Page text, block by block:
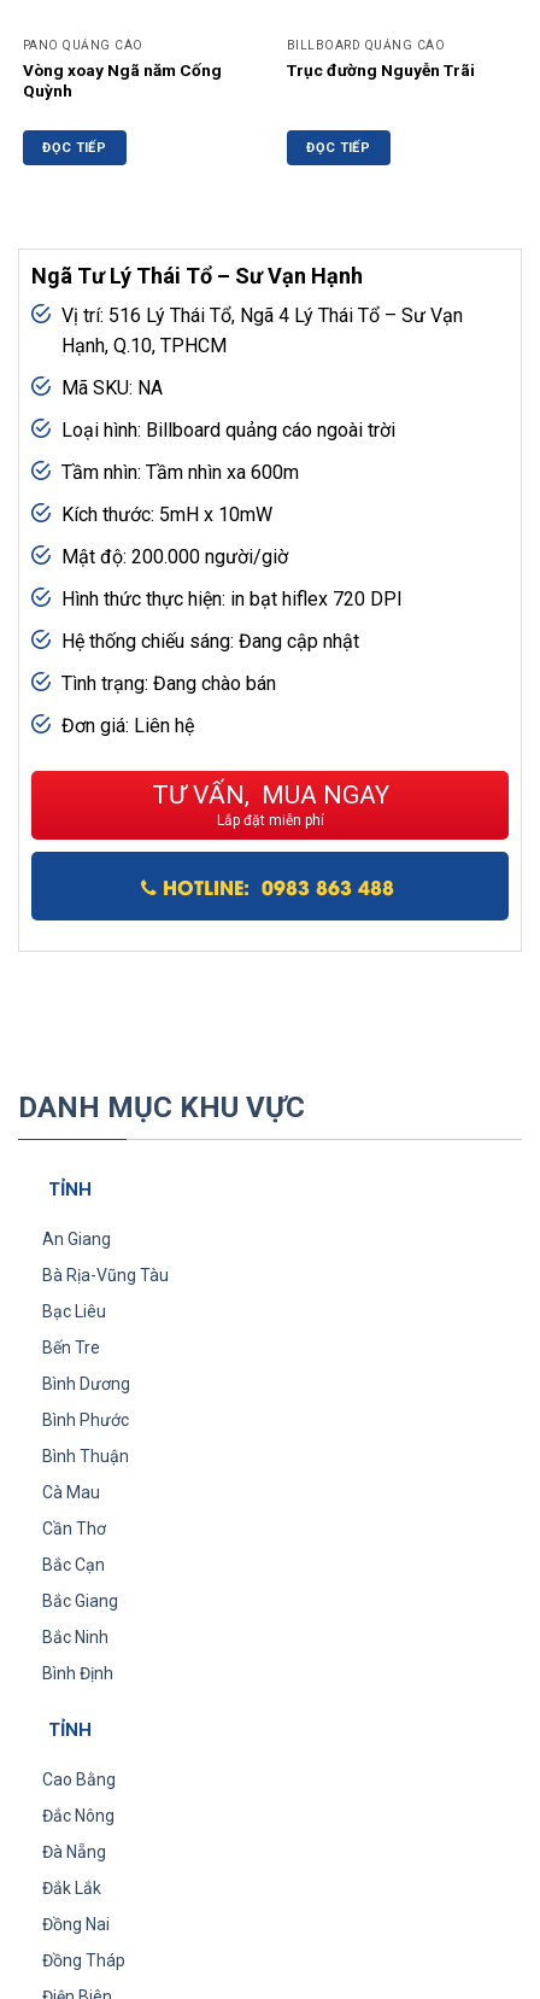
PANO QUẢNG CÁO
Vòng xoay Ngã năm Cống
Quỳnh
ĐỌC TIẾP
BILLBOARD QUẢNG CÁO
Trục đường Nguyễn Trãi
ĐỌC TIẾP
Ngã Tư Lý Thái Tổ – Sư Vạn Hạnh
Vị trí: 516 Lý Thái Tổ, Ngã 4 Lý Thái Tổ – Sư Vạn
Hạnh, Q.10, TPHCM
Mã SKU: NA
Loại hình: Billboard quảng cáo ngoài trời
Tầm nhìn: Tầm nhìn xa 600m
Kích thước: 5mH x 10mW
Mật độ: 200.000 người/giờ
Hình thức thực hiện: in bạt hiflex 720 DPI
Hệ thống chiếu sáng: Đang cập nhật
Tình trạng: Đang chào bán
Đơn giá: Liên hệ
TƯ VẤN, MUA NGAY
Lắp đặt miễn phí
HOTLINE: 0983 863 488
DANH MỤC KHU VỰC
TỈNH
An Giang
Bà Rịa-Vũng Tàu
Bạc Liêu
Bến Tre
Bình Dương
Bình Phước
Bình Thuận
Cà Mau
Cần Thơ
Bắc Cạn
Bắc Giang
Bắc Ninh
Bình Định
TỈNH
Cao Bằng
Đắc Nông
Đà Nẵng
Đắk Lắk
Đồng Nai
Đồng Tháp